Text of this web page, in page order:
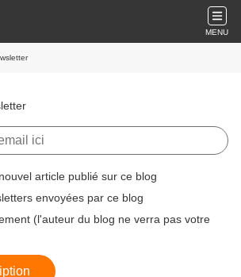
MENU
article publié sur ce blog
envoyées par ce blog
(l'auteur du blog ne verra pas votre